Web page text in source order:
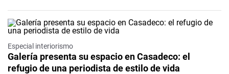
Especial interiorismo
Galería presenta su espacio en Casadeco: el
refugio de una periodista de estilo de vida